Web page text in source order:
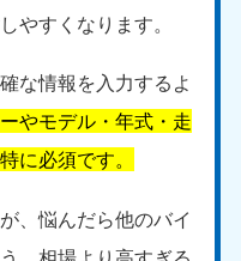
やすくなります。
な情報を入力するよ
やモデル・年式・走
に必須です。
、悩んだら他のバイ